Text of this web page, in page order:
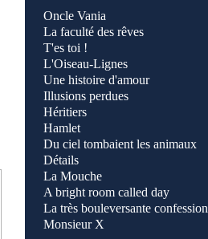
Oncle Vania
La faculté des rêves
T'es toi !
L'Oiseau-Lignes
Une histoire d'amour
Illusions perdues
Héritiers
Hamlet
Du ciel tombaient les animaux
Détails
La Mouche
A bright room called day
La très bouleversante confession
Monsieur X